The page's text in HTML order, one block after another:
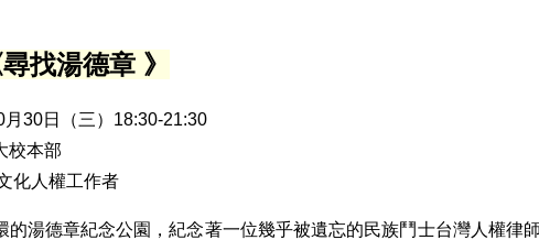
尋找湯德章 》
月30日（三）18:30-21:30
校本部
化人權工作者
的湯德章紀念公園，紀念著一位幾乎被遺忘的民族鬥士台灣人權律